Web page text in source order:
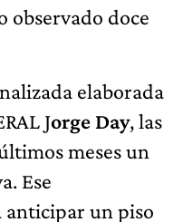
observado doce
elaborada
Jorge Day, las
meses un
Ese
un piso